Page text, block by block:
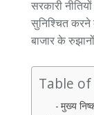
सरकारी
सुनिश्चित करने
बाजार के
Table
मुख्य